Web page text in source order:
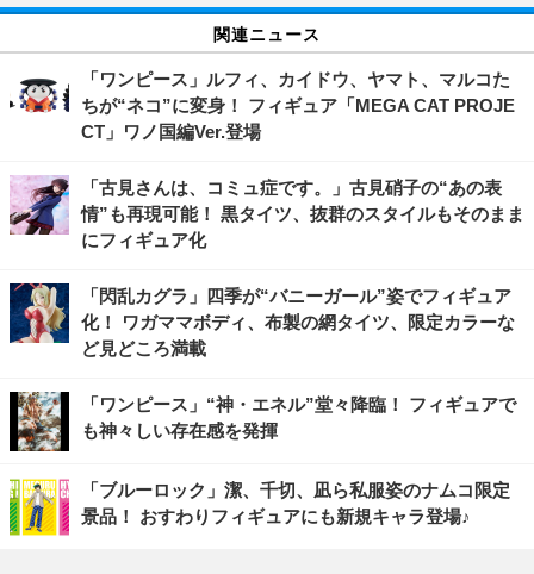
関連ニュース
「ワンピース」ルフィ、カイドウ、ヤマト、マルコた
ちが“ネコ”に変身！ フィギュア「MEGA CAT PROJE
CT」ワノ国編Ver.登場
「古見さんは、コミュ症です。」古見硝子の“あの表
情”も再現可能！ 黒タイツ、抜群のスタイルもそのまま
にフィギュア化
「閃乱カグラ」四季が“バニーガール”姿でフィギュア
化！ ワガママボディ、布製の網タイツ、限定カラーな
ど見どころ満載
「ワンピース」“神・エネル”堂々降臨！ フィギュアで
も神々しい存在感を発揮
「ブルーロック」潔、千切、凪ら私服姿のナムコ限定
景品！ おすわりフィギュアにも新規キャラ登場♪